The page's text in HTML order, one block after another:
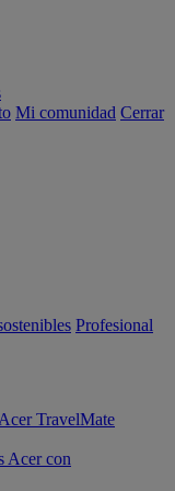
Mi comunidad Cerrar
Profesional
Acer TravelMate
Acer con